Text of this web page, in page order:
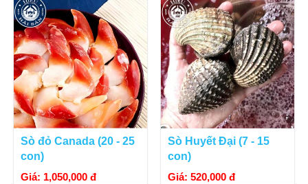
Sò đỏ Canada (20 - 25
con)
Giá: 1,050,000 đ
Sò Huyết Đại (7 - 15
con)
Giá: 520,000 đ